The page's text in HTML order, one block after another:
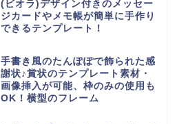
(ビオラ)デザイン付きのメッセー
ジカードやメモ帳が簡単に手作り
できるテンプレート！
手書き風のたんぽぽで飾られた感
謝状♪賞状のテンプレート素材・
画像挿入が可能、枠のみの使用も
OK！横型のフレーム